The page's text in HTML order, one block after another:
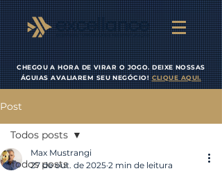
CHEGOU A HORA DE VIRAR O JOGO. DEIXE NOSSAS
ÁGUIAS AVALIAREM SEU NEGÓCIO!CLIQUE AQUI.
Post
Todos posts
Todos posts
Max Mustrangi
27 de out. de 2025 2 min de leitura